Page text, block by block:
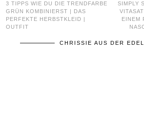
3 TIPPS WIE DU DIE TRENDFARBE
GRÜN KOMBINIERST | DAS
PERFEKTE HERBSTKLEID |
OUTFIT
SIMPLY
EINEM
CHRISSIE AUS DER